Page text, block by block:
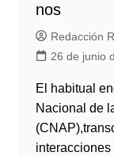
nos
Redacción
26 de junio
El habitual
Nacional de